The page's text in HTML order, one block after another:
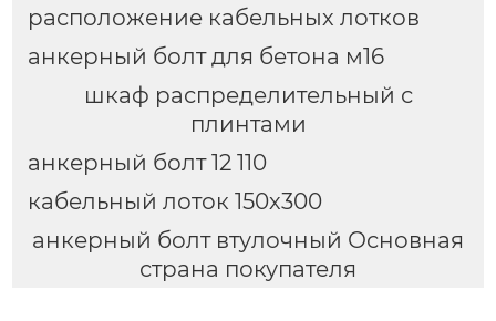
расположение кабельных лотков
анкерный болт для бетона м16
шкаф распределительный с
плинтами
анкерный болт 12 110
кабельный лоток 150х300
анкерный болт втулочный Основная
страна покупателя